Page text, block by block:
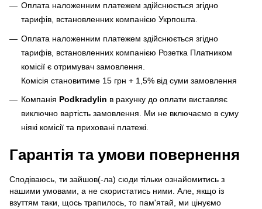
Оплата наложенним платежем здійснюється згідно
тарифів, встановленних компанією Укрпошта.
Оплата наложенним платежем здійснюється згідно
тарифів, встановленних компанією Розетка Платником
комісії є отримувач замовлення.
Комісія становитиме 15 грн + 1,5% від суми замовлення
Компанія Podkradylin в рахунку до оплати виставляє
виключно вартість замовлення. Ми не включаємо в суму
ніякі комісії та приховані платежі.
Гарантія та умови повернення
Сподіваюсь, ти зайшов(-ла) сюди тільки ознайомитись з
нашими умовами, а не скористатись ними. Але, якщо із
взуттям таки, щось трапилось, то пам'ятай, ми цінуємо